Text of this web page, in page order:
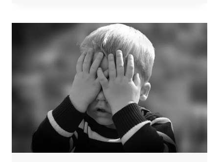
„BETRUG“
HIER
IST
DER
GRUND